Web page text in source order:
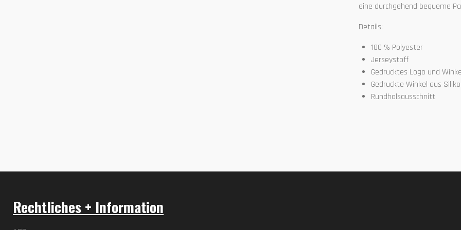
eine durchgehend bequeme
Details:
100 % Polyester
Jerseystoff
Gedrucktes Logo und
Gedruckte Winkel aus
Rundhalsausschnitt
Rechtliches + Information